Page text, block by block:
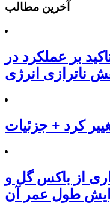
آخرین مطالب
بر عملکرد در
ناترازی انرژی
کرد + جزئیات
از باکس گل و
طول عمر آن